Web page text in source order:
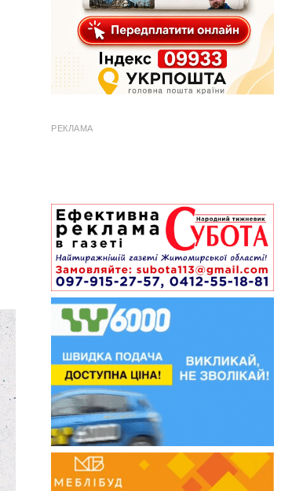
РЕКЛАМА